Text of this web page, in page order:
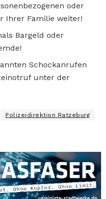
oder
Ihrer Familie weiter!
Bargeld oder
Schockanrufen
unter der
Polizeidirektion Ratzeburg